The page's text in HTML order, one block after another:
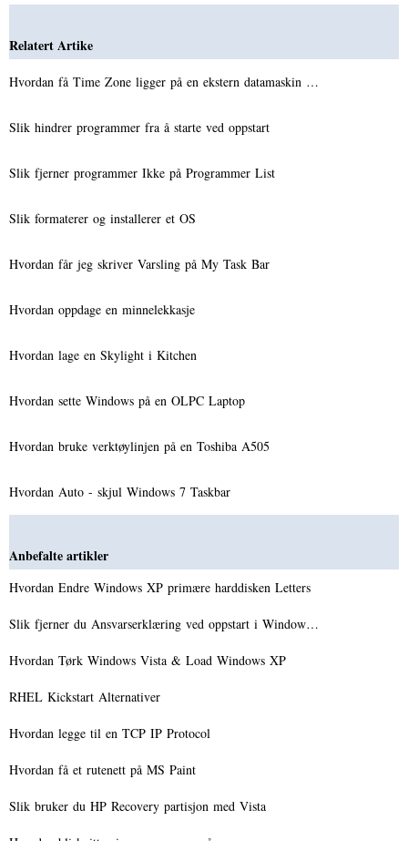
Relatert Artike
Hvordan få Time Zone ligger på en ekstern datamaskin …
Slik hindrer programmer fra å starte ved oppstart
Slik fjerner programmer Ikke på Programmer List
Slik formaterer og installerer et OS
Hvordan får jeg skriver Varsling på My Task Bar
Hvordan oppdage en minnelekkasje
Hvordan lage en Skylight i Kitchen
Hvordan sette Windows på en OLPC Laptop
Hvordan bruke verktøylinjen på en Toshiba A505
Hvordan Auto - skjul Windows 7 Taskbar
Anbefalte artikler
Hvordan Endre Windows XP primære harddisken Letters
Slik fjerner du Ansvarserklæring ved oppstart i Window…
Hvordan Tørk Windows Vista & Load Windows XP
RHEL Kickstart Alternativer
Hvordan legge til en TCP IP Protocol
Hvordan få et rutenett på MS Paint
Slik bruker du HP Recovery partisjon med Vista